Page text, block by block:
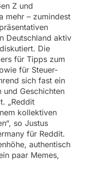
Z und
mehr – zumindest
Deutschland aktiv
Die
für Tipps zum
für Steuer-
sich fast ein
und Geschichten
„Reddit
kollektiven
so Justus
für Reddit.
authentisch
paar Memes,